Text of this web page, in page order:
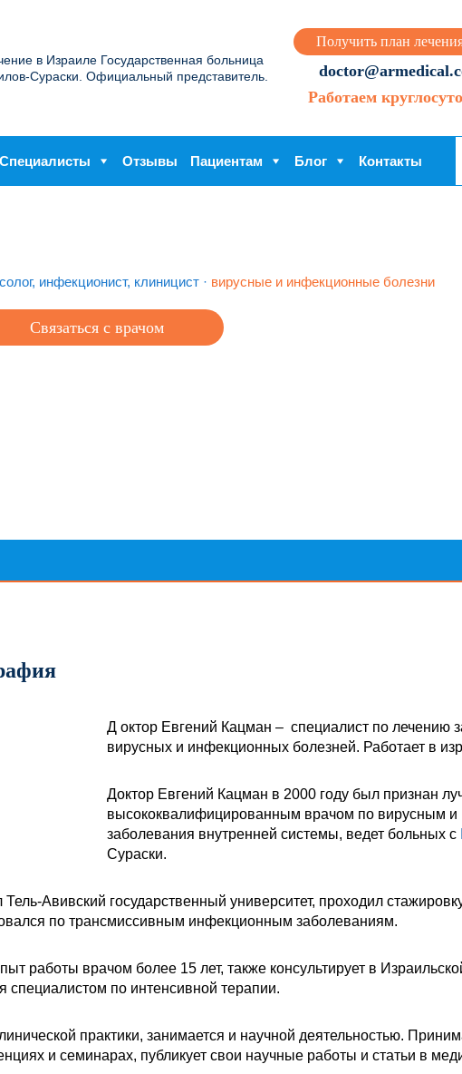
в Израиле Государственная больница
Сураски. Официальный представитель.
Получить план
Работаем
Специалисты Отзывы Пациентам Блог Контакты
инфекционист, клиницист · вирусные и инфекционные болезни
Связаться с врачом
Доктор Евгений Кацман – специалист по лечению
вирусных и инфекционных болезней. Работает в
Доктор Евгений Кацман в 2000 году был признан
высококвалифицированным врачом по вирусным
заболевания внутренней системы, ведет больных с
Сураски.
Тель-Авивский государственный университет, проходил
по трансмиссивным инфекционным заболеваниям.
работы врачом более 15 лет, также консультирует в
специалистом по интенсивной терапии.
практики, занимается и научной деятельностью.
и семинарах, публикует свои научные работы и статьи в